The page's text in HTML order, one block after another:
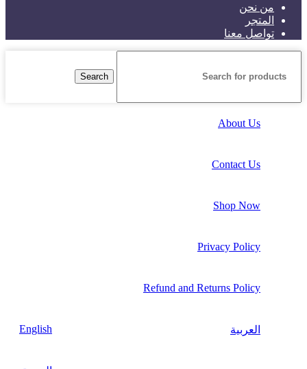
من نحن
المتجر
تواصل معنا
Search
About Us
Contact Us
Shop Now
Privacy Policy
Refund and Returns Policy
العربية English